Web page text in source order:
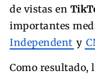
de vistas en
importantes
Independent y
Como resultado,